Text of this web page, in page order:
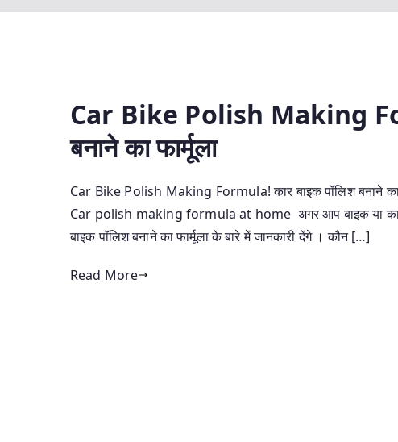
Car Bike Polish Making
बनाने का फार्मूला
Car Bike Polish Making Formula! कार बाइक पॉलिश
Car polish making formula at home अगर आप बाइक या कार
बाइक पॉलिश बनाने का फार्मूला के बारे में जानकारी देंगे । कौन […]
Read More